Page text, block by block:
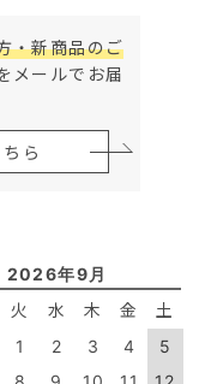
・新商品のご
メールでお届
ら
2026年9月
火 水 木 金 土
1 2 3 4
5